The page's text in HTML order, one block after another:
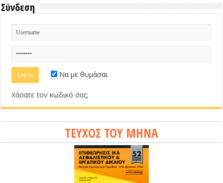
Σύνδεση
Να με θυμάσαι
Χάσατε τον κωδικό σας;
ΤΕΥΧΟΣ ΤΟΥ ΜΗΝΑ